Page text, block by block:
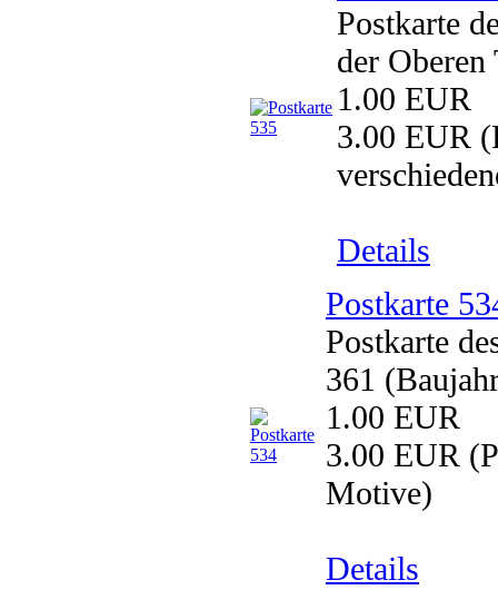
Postkarte
der Oberen
1.00 EUR
3.00 EUR
Details
Postkarte
Postkarte
361
1.00 EUR
3.00 EUR
Motive)
Details